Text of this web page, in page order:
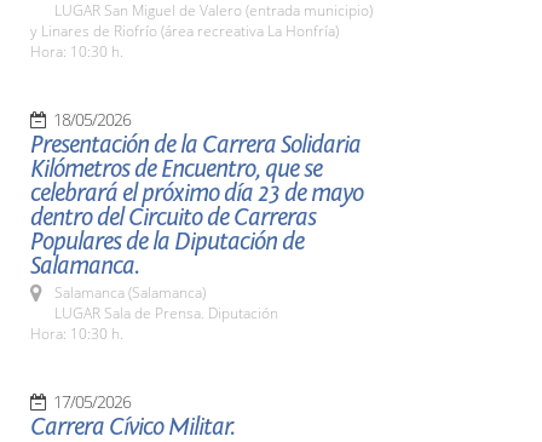
LUGAR San Miguel de Valero (entrada municipio)
y Linares de Riofrío (área recreativa La Honfría)
Hora: 10:30 h.
18/05/2026
Presentación de la Carrera Solidaria
Kilómetros de Encuentro, que se
celebrará el próximo día 23 de mayo
dentro del Circuito de Carreras
Populares de la Diputación de
Salamanca.
Salamanca (Salamanca)
LUGAR Sala de Prensa. Diputación
Hora: 10:30 h.
17/05/2026
Carrera Cívico Militar.